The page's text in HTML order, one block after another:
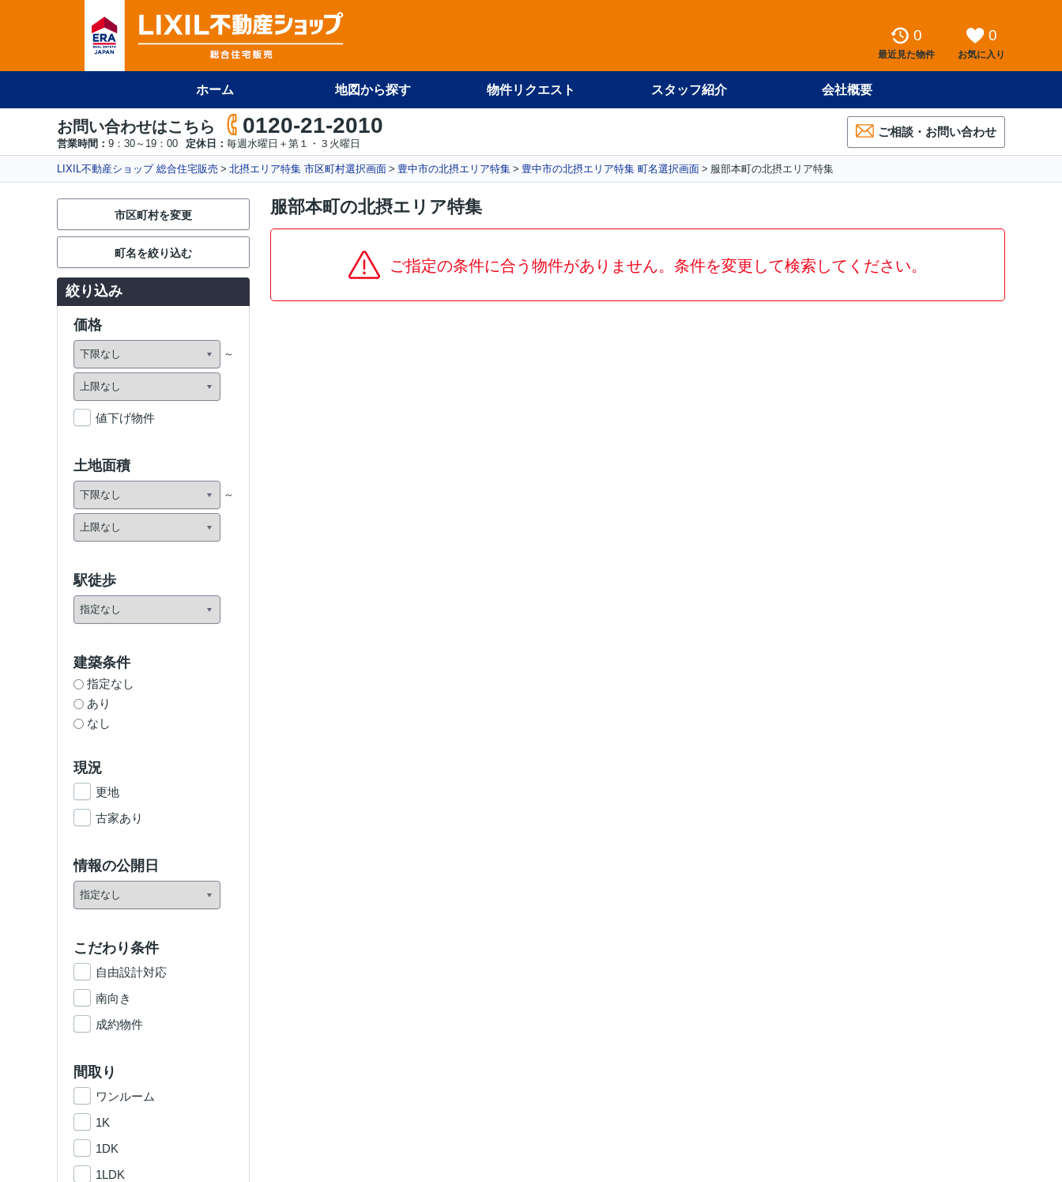
0
最近見た物件
0
お気に入り
ホーム 地図から探す 物件リクエスト スタッフ紹介 会社概要
お問い合わせはこちら 0120-21-2010
営業時間： 9：30～19：00 定休日： 毎週水曜日＋第１・３火曜日
ご相談・お問い合わせ
LIXIL不動産ショップ 総合住宅販売 北摂エリア特集 市区町村選択画面 豊中市の北摂エリア特集 豊中市の北摂エリア特集 町名選択画面 服部本町の北摂エリア特集
服部本町の北摂エリア特集
ご指定の条件に合う物件がありません。条件を変更して検索してください。
市区町村を変更
町名を絞り込む
絞り込み
価格
値下げ物件
土地面積
駅徒歩
建築条件
指定なし
あり
なし
現況
更地
古家あり
情報の公開日
こだわり条件
自由設計対応
南向き
成約物件
間取り
ワンルーム
1K
1DK
1LDK